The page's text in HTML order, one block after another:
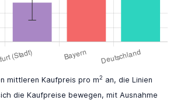
mittleren Kaufpreis pro m2 an, die Linien
die Kaufpreise bewegen, mit Ausnahme